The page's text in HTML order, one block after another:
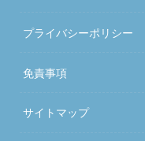
プライバシーポリシー
免責事項
サイトマップ